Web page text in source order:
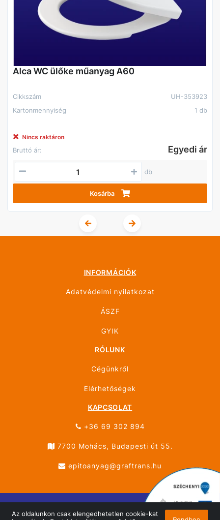
Az oldalunkon csak elengedhetetlen cookie-kat
Alca WC ülőke műanyag A60
Cikkszám
UH-353923
Kartonmennyiség
1 db
Nincs raktáron
Bruttó ár: Egyedi ár
db
Kosárba
INFORMÁCIÓK
Adatvédelmi nyilatkozat
ÁSZF
GYIK
RÓLUNK
Cégünkről
Elérhetőségek
KAPCSOLAT
+36 69 302 894
7700 Mohács, Budapesti út 55.
epitoanyag@graftrans.hu
© ÚJHÁZ GRÁF TRANS MOHÁCS 2026 Minden jog